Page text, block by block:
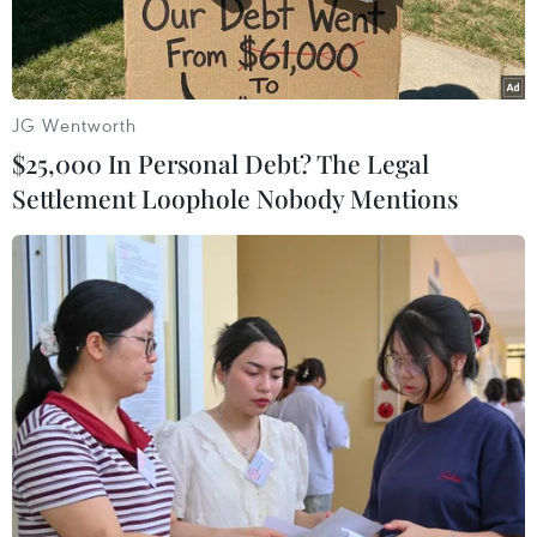
vận động cộng đồng tham gia bầu chọn Vịnh Hạ
Long trở thành kỳ quanthiên nhiên mới của thế
giới khi cuộc bầu chọn chỉ còn hơn 10 ngày nữa.
VTV1, VTV4 Đài truyền hìnhViệt Nam để công
chúng trong nước, người Việt Nam ở nước
ngoài cùng theodõi và bầu chọn.
Chương trình do Bộ Văn hóa, Thể thao vàDu
lịch, Đài Truyền hình Việt Nam và Ủy ban Nhân
dân tỉnh Quảng Ninh phối hợp tổchức. Đây được
xem là điểm nhấn, bước đột phá lớn về số
lượng phiếu bầutrong nước, quốc tế trong 2
tuần bầu chọn cuối. Qua đó, Việt Nam gửithông
điệp của quốc gia tới các nước bạn trên thế giới
JG Wentworth
$25,000 In Personal Debt? The Legal
Settlement Loophole Nobody Mentions